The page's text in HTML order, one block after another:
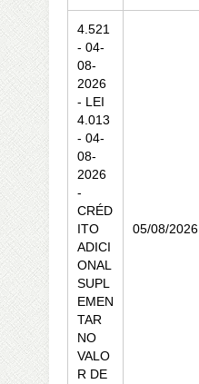
4.521
- 04-
08-
2026
- LEI
4.013
- 04-
08-
2026
-
CRÉD
ITO
ADICI
ONAL
SUPL
EMEN
TAR
NO
VALO
R DE
05/08/2026